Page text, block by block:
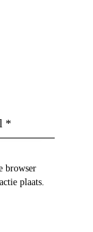
browser
plaats.